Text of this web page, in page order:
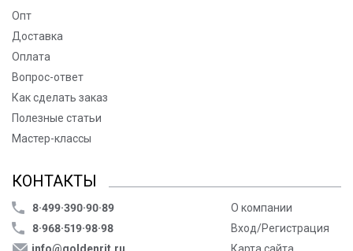
Опт
Доставка
Оплата
Вопрос-ответ
Как сделать заказ
Полезные статьи
Мастер-классы
КОНТАКТЫ
8·499·390·90·89
8·968·519·98·98
О компании
Вход/Регистрация